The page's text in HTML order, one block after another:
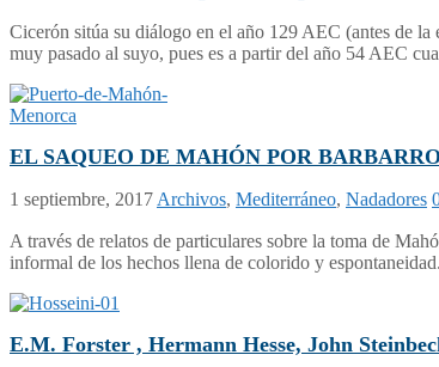
Cicerón sitúa su diálogo en el año 129 AEC (antes de
muy pasado al suyo, pues es a partir del año 54 AEC
EL SAQUEO DE MAHÓN POR
1 septiembre, 2017 Archivos, Mediterráneo, Nadadores
A través de relatos de particulares sobre la toma de
informal de los hechos llena de colorido y espontaneidad.
E.M. Forster , Hermann Hesse, John